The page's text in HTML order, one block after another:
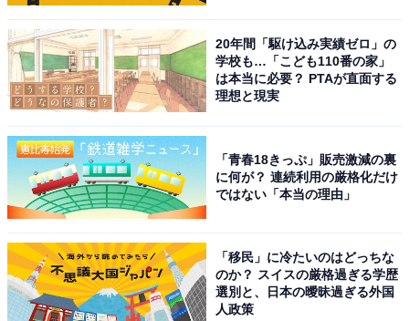
20年間「駆け込み実績ゼロ」の
学校も…「こども110番の家」
は本当に必要？ PTAが直面する
理想と現実
「青春18きっぷ」販売激減の裏
に何が？ 連続利用の厳格化だけ
ではない「本当の理由」
「移民」に冷たいのはどっちな
のか？ スイスの厳格過ぎる学歴
選別と、日本の曖昧過ぎる外国
人政策